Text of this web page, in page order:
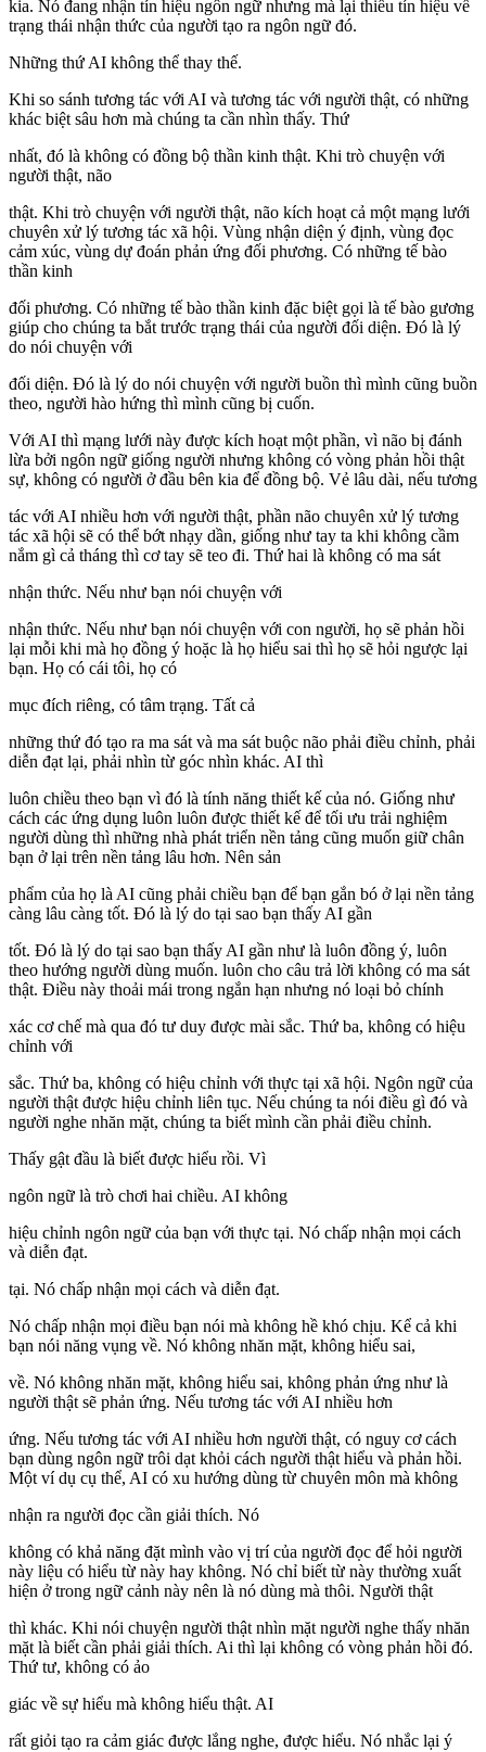
kia. Nó đang nhận tín hiệu ngôn ngữ nhưng mà lại thiếu tín hiệu về
trạng thái nhận thức của người tạo ra ngôn ngữ đó.
Những thứ AI không thể thay thế.
Khi so sánh tương tác với AI và tương tác với người thật, có những
khác biệt sâu hơn mà chúng ta cần nhìn thấy. Thứ
nhất, đó là không có đồng bộ thần kinh thật. Khi trò chuyện với
người thật, não
thật. Khi trò chuyện với người thật, não kích hoạt cả một mạng lưới
chuyên xử lý tương tác xã hội. Vùng nhận diện ý định, vùng đọc
cảm xúc, vùng dự đoán phản ứng đối phương. Có những tế bào
thần kinh
đối phương. Có những tế bào thần kinh đặc biệt gọi là tế bào gương
giúp cho chúng ta bắt trước trạng thái của người đối diện. Đó là lý
do nói chuyện với
đối diện. Đó là lý do nói chuyện với người buồn thì mình cũng buồn
theo, người hào hứng thì mình cũng bị cuốn.
Với AI thì mạng lưới này được kích hoạt một phần, vì não bị đánh
lừa bởi ngôn ngữ giống người nhưng không có vòng phản hồi thật
sự, không có người ở đầu bên kia để đồng bộ. Vẻ lâu dài, nếu tương
tác với AI nhiều hơn với người thật, phần não chuyên xử lý tương
tác xã hội sẽ có thể bớt nhạy dần, giống như tay ta khi không cầm
nắm gì cả tháng thì cơ tay sẽ teo đi. Thứ hai là không có ma sát
nhận thức. Nếu như bạn nói chuyện với
nhận thức. Nếu như bạn nói chuyện với con người, họ sẽ phản hồi
lại mỗi khi mà họ đồng ý hoặc là họ hiểu sai thì họ sẽ hỏi ngược lại
bạn. Họ có cái tôi, họ có
mục đích riêng, có tâm trạng. Tất cả
những thứ đó tạo ra ma sát và ma sát buộc não phải điều chỉnh, phải
diễn đạt lại, phải nhìn từ góc nhìn khác. AI thì
luôn chiều theo bạn vì đó là tính năng thiết kế của nó. Giống như
cách các ứng dụng luôn luôn được thiết kế để tối ưu trải nghiệm
người dùng thì những nhà phát triển nền tảng cũng muốn giữ chân
bạn ở lại trên nền tảng lâu hơn. Nên sản
phẩm của họ là AI cũng phải chiều bạn để bạn gắn bó ở lại nền tảng
càng lâu càng tốt. Đó là lý do tại sao bạn thấy AI gần
tốt. Đó là lý do tại sao bạn thấy AI gần như là luôn đồng ý, luôn
theo hướng người dùng muốn. luôn cho câu trả lời không có ma sát
thật. Điều này thoải mái trong ngắn hạn nhưng nó loại bỏ chính
xác cơ chế mà qua đó tư duy được mài sắc. Thứ ba, không có hiệu
chỉnh với
sắc. Thứ ba, không có hiệu chỉnh với thực tại xã hội. Ngôn ngữ của
người thật được hiệu chỉnh liên tục. Nếu chúng ta nói điều gì đó và
người nghe nhăn mặt, chúng ta biết mình cần phải điều chỉnh.
Thấy gật đầu là biết được hiểu rồi. Vì
ngôn ngữ là trò chơi hai chiều. AI không
hiệu chỉnh ngôn ngữ của bạn với thực tại. Nó chấp nhận mọi cách
và diễn đạt.
tại. Nó chấp nhận mọi cách và diễn đạt.
Nó chấp nhận mọi điều bạn nói mà không hề khó chịu. Kể cả khi
bạn nói năng vụng về. Nó không nhăn mặt, không hiểu sai,
về. Nó không nhăn mặt, không hiểu sai, không phản ứng như là
người thật sẽ phản ứng. Nếu tương tác với AI nhiều hơn
ứng. Nếu tương tác với AI nhiều hơn người thật, có nguy cơ cách
bạn dùng ngôn ngữ trôi dạt khỏi cách người thật hiểu và phản hồi.
Một ví dụ cụ thể, AI có xu hướng dùng từ chuyên môn mà không
nhận ra người đọc cần giải thích. Nó
không có khả năng đặt mình vào vị trí của người đọc để hỏi người
này liệu có hiểu từ này hay không. Nó chỉ biết từ này thường xuất
hiện ở trong ngữ cảnh này nên là nó dùng mà thôi. Người thật
thì khác. Khi nói chuyện người thật nhìn mặt người nghe thấy nhăn
mặt là biết cần phải giải thích. Ai thì lại không có vòng phản hồi đó.
Thứ tư, không có ảo
giác về sự hiểu mà không hiểu thật. AI
rất giỏi tạo ra cảm giác được lắng nghe, được hiểu. Nó nhắc lại ý